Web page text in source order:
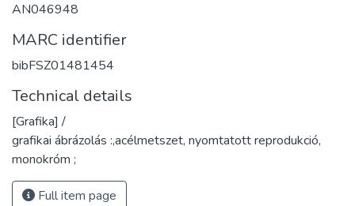
AN046948
MARC identifier
bibFSZ01481454
Technical details
[Grafika] /
grafikai ábrázolás :,acélmetszet, nyomtatott reprodukció,
monokróm ;
Full item page